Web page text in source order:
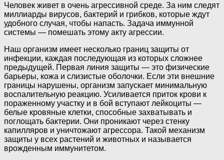
Человек живет в очень агрессивной среде. За ним следят
миллиарды вирусов, бактерий и грибков, которые ждут
удобного случая, чтобы напасть. Задача иммунной
системы — помешать этому акту агрессии.
Наш организм имеет несколько границ защиты от
инфекции, каждая последующая из которых сложнее
предыдущей. Первая линия защиты — это физические
барьеры, кожа и слизистые оболочки. Если эти внешние
границы нарушены, организм запускает минимальную
воспалительную реакцию. Усиливается приток крови к
пораженному участку и в бой вступают лейкоциты —
белые кровяные клетки, способные захватывать и
поглощать бактерии. Они проникают через стенку
капилляров и уничтожают агрессора. Такой механизм
защиты у всех растений и животных и называется
врожденным иммунитетом.